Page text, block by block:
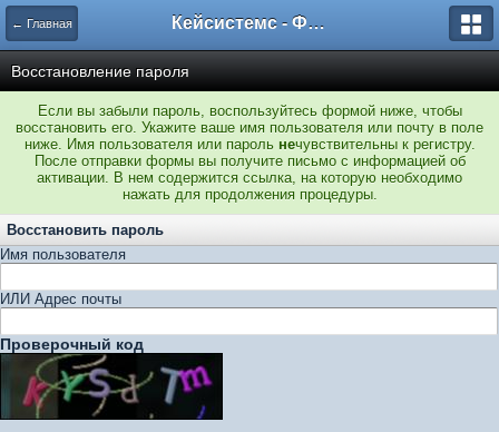
← Главная Кейсистемс - Форумы
Восстановление пароля
Если вы забыли пароль, воспользуйтесь формой ниже, чтобы
восстановить его. Укажите ваше имя пользователя или почту в поле
ниже. Имя пользователя или пароль нечувствительны к регистру.
После отправки формы вы получите письмо с информацией об
активации. В нем содержится ссылка, на которую необходимо
нажать для продолжения процедуры.
Восстановить пароль
Имя пользователя
ИЛИ Адрес почты
Проверочный код